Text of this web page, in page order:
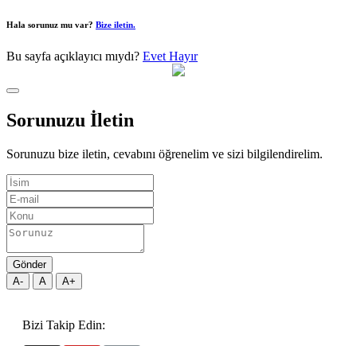
Hala sorunuz mu var? Bize iletin.
Bu sayfa açıklayıcı mıydı? Evet Hayır
Sorunuzu İletin
Sorunuzu bize iletin, cevabını öğrenelim ve sizi bilgilendirelim.
Gönder
A-
A A+
Bizi Takip Edin: